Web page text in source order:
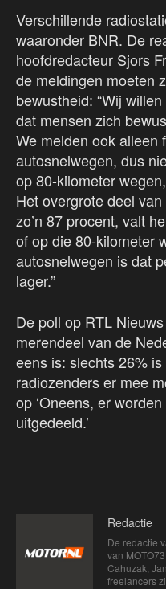
Verschillende
waaronder BNR. De
hoofdredacteur Sjors
de meldingen moeten
bewustheid: “Wij
dat mensen zich
We melden ook alleen
autosnelwegen, dus
op 80-kilometer
Het overgrote deel
zo’n 87 procent, valt
of op die 80-kilometer
autosnelwegen is dat
lager.”
De poll op RTL
merendeel van de
eens is: slechts 26%
radiozenders er mee
op ‘Oneens, er
uitgedeeld.’
Redactie
De redactie
van
Cahuzak,
freelancers